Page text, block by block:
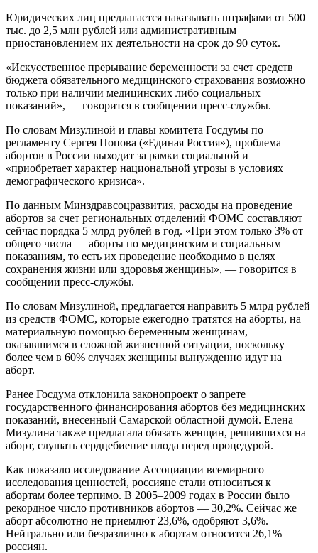
Юридических лиц предлагается наказывать штрафами от 500
тыс. до 2,5 млн рублей или административным
приостановлением их деятельности на срок до 90 суток.
«Искусственное прерывание беременности за счет средств
бюджета обязательного медицинского страхования возможно
только при наличии медицинских либо социальных
показаний», — говорится в сообщении пресс-службы.
По словам Мизулиной и главы комитета Госдумы по
регламенту Сергея Попова («Единая Россия»), проблема
абортов в России выходит за рамки социальной и
«приобретает характер национальной угрозы в условиях
демографического кризиса».
По данным Минздравсоцразвития, расходы на проведение
абортов за счет региональных отделений ФОМС составляют
сейчас порядка 5 млрд рублей в год. «При этом только 3% от
общего числа — аборты по медицинским и социальным
показаниям, то есть их проведение необходимо в целях
сохранения жизни или здоровья женщины», — говорится в
сообщении пресс-службы.
По словам Мизулиной, предлагается направить 5 млрд рублей
из средств ФОМС, которые ежегодно тратятся на аборты, на
материальную помощью беременным женщинам,
оказавшимся в сложной жизненной ситуации, поскольку
более чем в 60% случаях женщины вынужденно идут на
аборт.
Ранее Госдума отклонила законопроект о запрете
государственного финансирования абортов без медицинских
показаний, внесенный Самарской областной думой. Елена
Мизулина также предлагала обязать женщин, решившихся на
аборт, слушать сердцебиение плода перед процедурой.
Как показало исследование Ассоциации всемирного
исследования ценностей, россияне стали относиться к
абортам более терпимо. В 2005–2009 годах в России было
рекордное число противников абортов — 30,2%. Сейчас же
аборт абсолютно не приемлют 23,6%, одобряют 3,6%.
Нейтрально или безразлично к абортам относится 26,1%
россиян.